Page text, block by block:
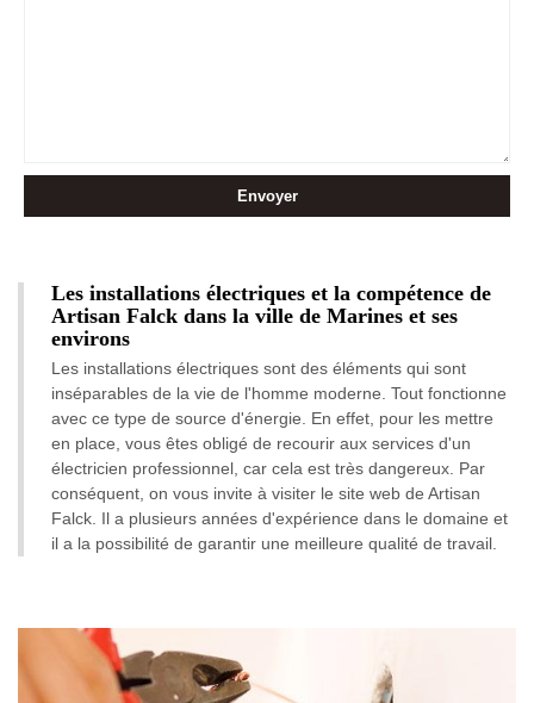
Les installations électriques et la compétence de
Artisan Falck dans la ville de Marines et ses
environs
Les installations électriques sont des éléments qui sont
inséparables de la vie de l'homme moderne. Tout fonctionne
avec ce type de source d'énergie. En effet, pour les mettre
en place, vous êtes obligé de recourir aux services d'un
électricien professionnel, car cela est très dangereux. Par
conséquent, on vous invite à visiter le site web de Artisan
Falck. Il a plusieurs années d'expérience dans le domaine et
il a la possibilité de garantir une meilleure qualité de travail.